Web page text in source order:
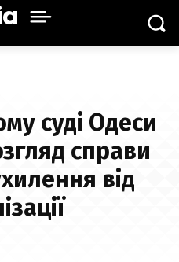
суді Одеси
справи
від